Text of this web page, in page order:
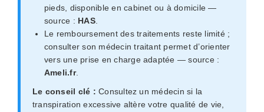
pieds, disponible en cabinet ou à domicile —
source : HAS.
Le remboursement des traitements reste limité ;
consulter son médecin traitant permet d’orienter
vers une prise en charge adaptée — source :
Ameli.fr.
Le conseil clé : Consultez un médecin si la
transpiration excessive altère votre qualité de vie,